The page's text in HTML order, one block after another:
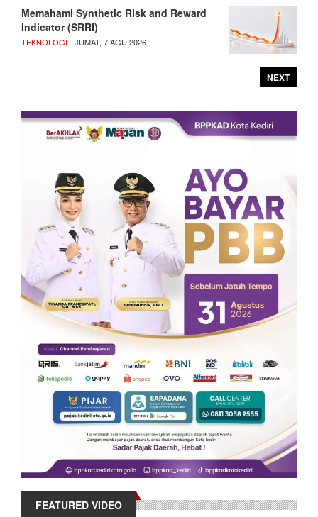
Memahami Synthetic Risk and Reward
Indicator (SRRI)
TEKNOLOGI- JUMAT, 7 AGU 2026
NEXT
FEATURED VIDEO